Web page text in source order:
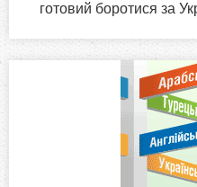
z в
готовий боротися за